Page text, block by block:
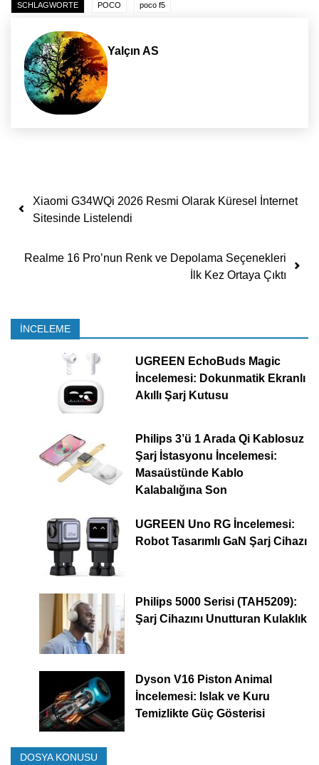
SCHLAGWORTE POCO poco f5
Yalçın AS
Yazı dolaşımı
Xiaomi G34WQi 2026 Resmi Olarak Küresel İnternet
Sitesinde Listelendi
Realme 16 Pro’nun Renk ve Depolama Seçenekleri
İlk Kez Ortaya Çıktı
İNCELEME
UGREEN EchoBuds Magic
İncelemesi: Dokunmatik Ekranlı
Akıllı Şarj Kutusu
Philips 3’ü 1 Arada Qi Kablosuz
Şarj İstasyonu İncelemesi:
Masaüstünde Kablo
Kalabalığına Son
UGREEN Uno RG İncelemesi:
Robot Tasarımlı GaN Şarj Cihazı
Philips 5000 Serisi (TAH5209):
Şarj Cihazını Unutturan Kulaklık
Dyson V16 Piston Animal
İncelemesi: Islak ve Kuru
Temizlikte Güç Gösterisi
DOSYA KONUSU